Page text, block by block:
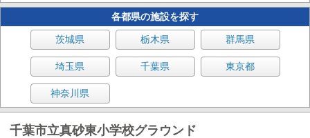
各都県の施設を探す
茨城県 栃木県 群馬県
埼玉県 千葉県 東京都
神奈川県
千葉市立真砂東小学校グラウンド